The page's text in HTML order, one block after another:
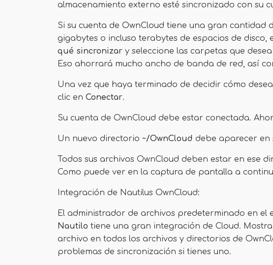
almacenamiento externo esté sincronizado con su
Si su cuenta de OwnCloud tiene una gran cantidad
gigabytes o incluso terabytes de espacios de disco,
qué sincronizar y seleccione las carpetas que
Eso ahorrará mucho ancho de banda de red, así
Una vez que haya terminado de decidir cómo
clic en Conectar.
Su cuenta de OwnCloud debe estar conectada.
Un nuevo directorio ~/OwnCloud debe aparecer en
Todos sus archivos OwnCloud deben estar en ese
Como puede ver en la captura de pantalla a
Integración de Nautilus OwnCloud:
El administrador de archivos predeterminado en el
Nautilo tiene una gran integración de Cloud.
archivo en todos los archivos y directorios de
problemas de sincronización si tienes uno.